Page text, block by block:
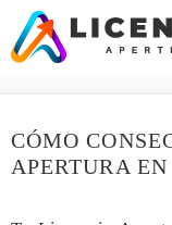
Saltar
contenido
CÓMO
APERTURA EN